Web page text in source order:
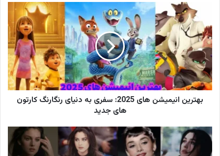
خ
و
د
ر
ا
و
ا
ن
ی
د
بهترین انیمیشن های 2025: سفری به دنیای رنگارنگ کارتون
های جدید